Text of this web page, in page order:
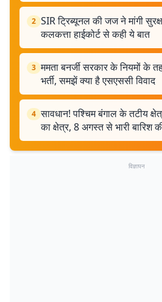
2 SIR ट्रिब्यूनल की जज ने मांगी
कलकत्ता हाईकोर्ट से कही ये बात
3 ममता बनर्जी सरकार के नियमों के
भर्ती, समझें क्या है एसएससी विवाद
4 सावधान! पश्चिम बंगाल के तटीय
का क्षेत्र, 8 अगस्त से भारी बारिश
विज्ञापन